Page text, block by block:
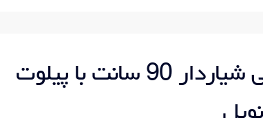
گریل ذغالی شیاردار 90 سانت با پیلوت